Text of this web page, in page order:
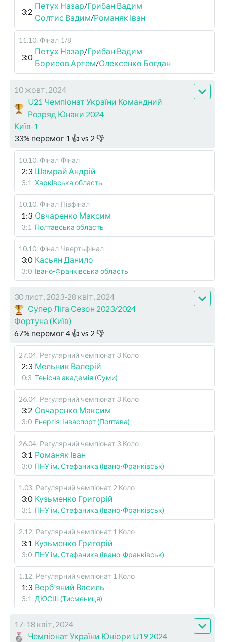
3:2
Петух Назар/Грибан Вадим
Солтис Вадим/Романяк Іван
11.10. Фінал 1/8
3:0
Петух Назар/Грибан Вадим
Борисов Артем/Олексенко Богдан
10 жовт, 2024
U21 Чемпіонат України Командний
Розряд Юнаки 2024
Київ-1
33% перемог 1 👍 vs 2 👎
10.10. Фінал Фінал
2:3 Шамрай Андрій
3:1 Харківська область
10.10. Фінал Півфінал
1:3 Овчаренко Максим
3:1 Полтавська область
10.10. Фінал Чвертьфінал
3:0 Касьян Данило
3:0 Івано-Франківська область
30 лист, 2023-28 квіт, 2024
Супер Ліга Сезон 2023/2024
Фортуна (Київ)
67% перемог4 👍 vs 2 👎
27.04. Регулярний чемпіонат 3 Коло
2:3 Мельник Валерій
0:3 Тенісна академія (Суми)
26.04. Регулярний чемпіонат 3 Коло
3:2 Овчаренко Максим
3:0 Енергія-Інваспорт (Полтава)
26.04. Регулярний чемпіонат 3 Коло
3:1 Романяк Іван
3:0 ПНУ ім. Стефаника (Івано-Франківськ)
1.03. Регулярний чемпіонат 2 Коло
3:0 Кузьменко Григорій
3:1 ПНУ ім. Стефаника (Івано-Франківськ)
2.12. Регулярний чемпіонат 1 Коло
3:1 Кузьменко Григорій
3:0 ПНУ ім. Стефаника (Івано-Франківськ)
1.12. Регулярний чемпіонат 1 Коло
1:3 Верб'яний Василь
3:1 ДЮСШ (Тисмениця)
17-18 квіт, 2024
Чемпіонат України Юніори U19 2024